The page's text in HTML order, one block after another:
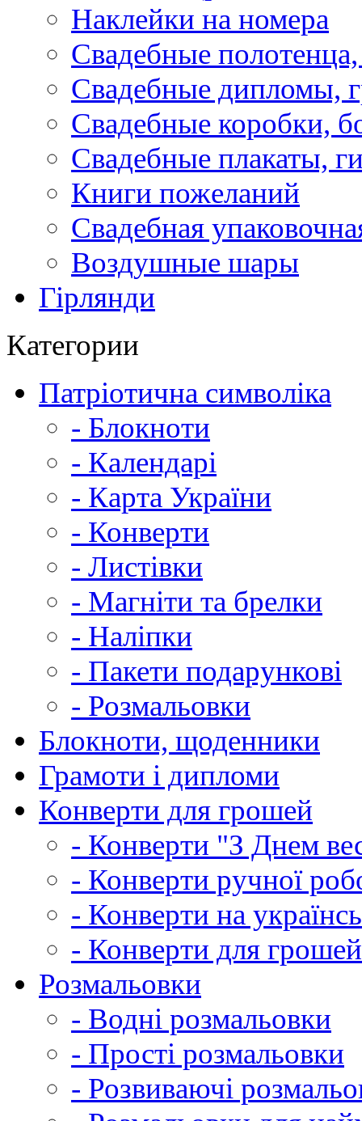
Наклейки на номера
Свадебные
Свадебные дипломы,
Свадебные коробки,
Свадебные плакаты,
Книги пожеланий
Свадебная
Воздушные шары
Гірлянди
Категории
Патріотична символіка
- Блокноти
- Календарі
- Карта України
- Конверти
- Листівки
- Магніти та брелки
- Наліпки
- Пакети подарункові
- Розмальовки
Блокноти, щоденники
Грамоти і дипломи
Конверти для грошей
- Конверти "З Днем
- Конверти ручної
- Конверти на
- Конверти для грошей
Розмальовки
- Водні розмальовки
- Прості розмальовки
- Розвиваючі